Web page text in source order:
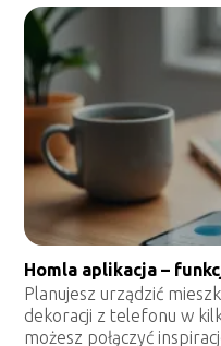
Homla aplikacja –
Planujesz urządzić
dekoracji z telefonu w
możesz połączyć